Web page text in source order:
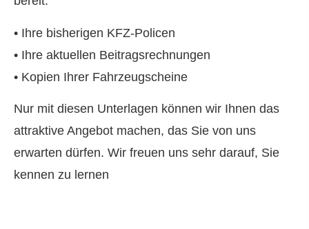
• Ihre bisherigen KFZ-Policen
• Ihre aktuellen Beitragsrechnungen
• Kopien Ihrer Fahrzeugscheine
Nur mit diesen Unterlagen können wir Ihnen das
attraktive Angebot machen, das Sie von uns
erwarten dürfen. Wir freuen uns sehr darauf, Sie
kennen zu lernen